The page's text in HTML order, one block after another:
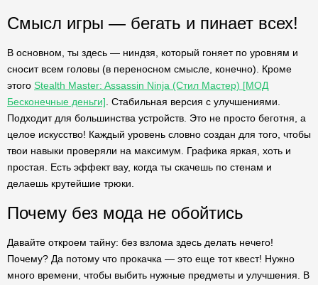
Смысл игры — бегать и пинает всех!
В основном, ты здесь — ниндзя, который гоняет по уровням и
сносит всем головы (в переносном смысле, конечно). Кроме
этого Stealth Master: Assassin Ninja (Стил Мастер) [МОД
Бесконечные деньги] . Стабильная версия с улучшениями.
Подходит для большинства устройств. Это не просто беготня, а
целое искусство! Каждый уровень словно создан для того, чтобы
твои навыки проверяли на максимум. Графика яркая, хоть и
простая. Есть эффект вау, когда ты скачешь по стенам и
делаешь крутейшие трюки.
Почему без мода не обойтись
Давайте откроем тайну: без взлома здесь делать нечего!
Почему? Да потому что прокачка — это еще тот квест! Нужно
много времени, чтобы выбить нужные предметы и улучшения. В